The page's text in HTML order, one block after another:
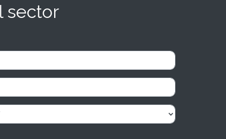
sector